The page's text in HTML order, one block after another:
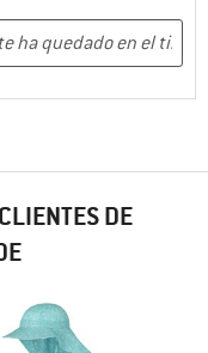
DE